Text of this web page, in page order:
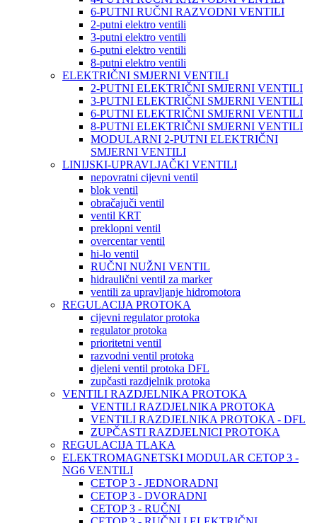
6-PUTNI RUČNI RAZVODNI VENTILI
2-putni elektro ventili
3-putni elektro ventili
6-putni elektro ventili
8-putni elektro ventili
ELEKTRIČNI SMJERNI VENTILI
2-PUTNI ELEKTRIČNI SMJERNI VENTILI
3-PUTNI ELEKTRIČNI SMJERNI VENTILI
6-PUTNI ELEKTRIČNI SMJERNI VENTILI
8-PUTNI ELEKTRIČNI SMJERNI VENTILI
MODULARNI 2-PUTNI ELEKTRIČNI
SMJERNI VENTILI
LINIJSKI-UPRAVLJAČKI VENTILI
nepovratni cijevni ventil
blok ventil
obračajuči ventil
ventil KRT
preklopni ventil
overcentar ventil
hi-lo ventil
RUČNI NUŽNI VENTIL
hidraulični ventil za marker
ventili za upravljanje hidromotora
REGULACIJA PROTOKA
cijevni regulator protoka
regulator protoka
prioritetni ventil
razvodni ventil protoka
djeleni ventil protoka DFL
zupčasti razdjelnik protoka
VENTILI RAZDJELNIKA PROTOKA
VENTILI RAZDJELNIKA PROTOKA
VENTILI RAZDJELNIKA PROTOKA - DFL
ZUPČASTI RAZDJELNICI PROTOKA
REGULACIJA TLAKA
ELEKTROMAGNETSKI MODULAR CETOP 3 -
NG6 VENTILI
CETOP 3 - JEDNORADNI
CETOP 3 - DVORADNI
CETOP 3 - RUČNI